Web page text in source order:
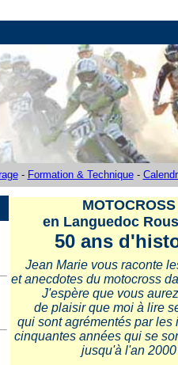
- Formation & Technique-
MOTOCROSS
en Languedoc
50 ans
Jean Marie vous raconte
et anecdotes du motocross
J'espère que vous
de plaisir que moi à lire
qui sont agrémentés par les
cinquantes années qui se
jusqu'à l'an 2000